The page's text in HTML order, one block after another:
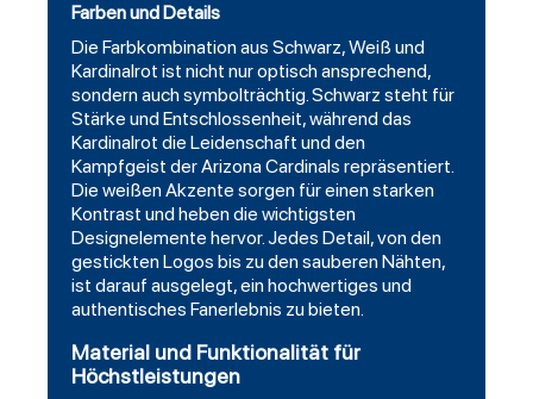
Farben und Details
Die Farbkombination aus Schwarz, Weiß und
Kardinalrot ist nicht nur optisch ansprechend,
sondern auch symbolträchtig. Schwarz steht für
Stärke und Entschlossenheit, während das
Kardinalrot die Leidenschaft und den
Kampfgeist der Arizona Cardinals repräsentiert.
Die weißen Akzente sorgen für einen starken
Kontrast und heben die wichtigsten
Designelemente hervor. Jedes Detail, von den
gestickten Logos bis zu den sauberen Nähten,
ist darauf ausgelegt, ein hochwertiges und
authentisches Fanerlebnis zu bieten.
Material und Funktionalität für
Höchstleistungen